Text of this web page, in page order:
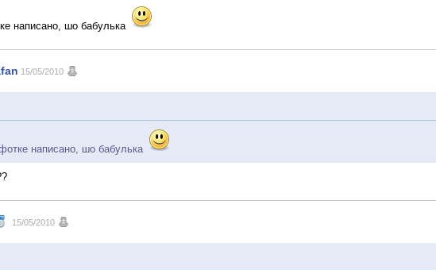
написано, шо бабулька
15/05/2010
написано, шо бабулька
15/05/2010